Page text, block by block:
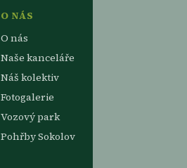
O NÁS
O nás
Naše kanceláře
Náš kolektiv
Fotogalerie
Vozový park
Pohřby Sokolov